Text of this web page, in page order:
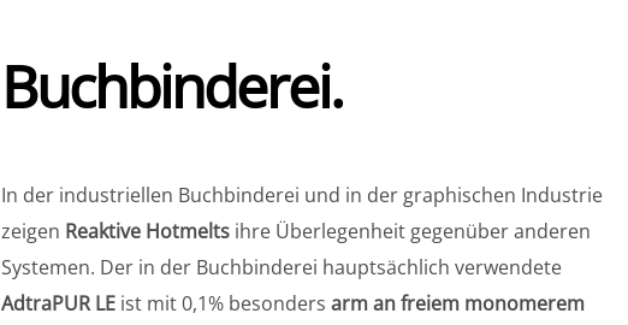
Buchbinderei.
In der industriellen Buchbinderei und in der graphischen Industrie
zeigen Reaktive Hotmelts ihre Überlegenheit gegenüber anderen
Systemen. Der in der Buchbinderei hauptsächlich verwendete
AdtraPUR LE ist mit 0,1% besondersarm an freiem monomerem